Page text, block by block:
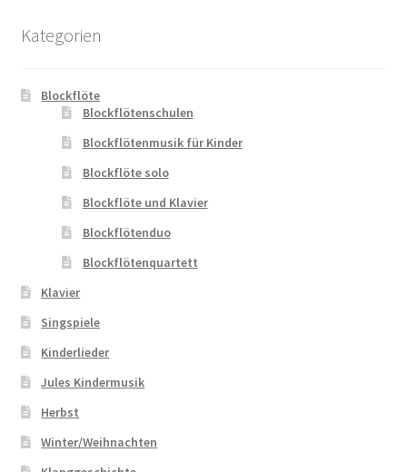
Kategorien
Blockflöte
Blockflötenschulen
Blockflötenmusik für Kinder
Blockflöte solo
Blockflöte und Klavier
Blockflötenduo
Blockflötenquartett
Klavier
Singspiele
Kinderlieder
Jules Kindermusik
Herbst
Winter/Weihnachten